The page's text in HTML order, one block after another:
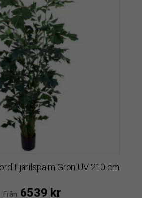
Fjärilspalm Grön UV 210 cm
Från: 6539 kr